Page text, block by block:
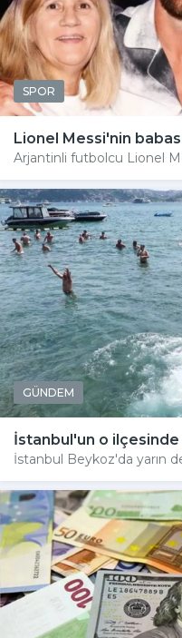
SPOR
Lionel Messi'nin
Arjantinli futbolcu Lionel
GÜNDEM
İstanbul'un o
İstanbul Beykoz'da yarın